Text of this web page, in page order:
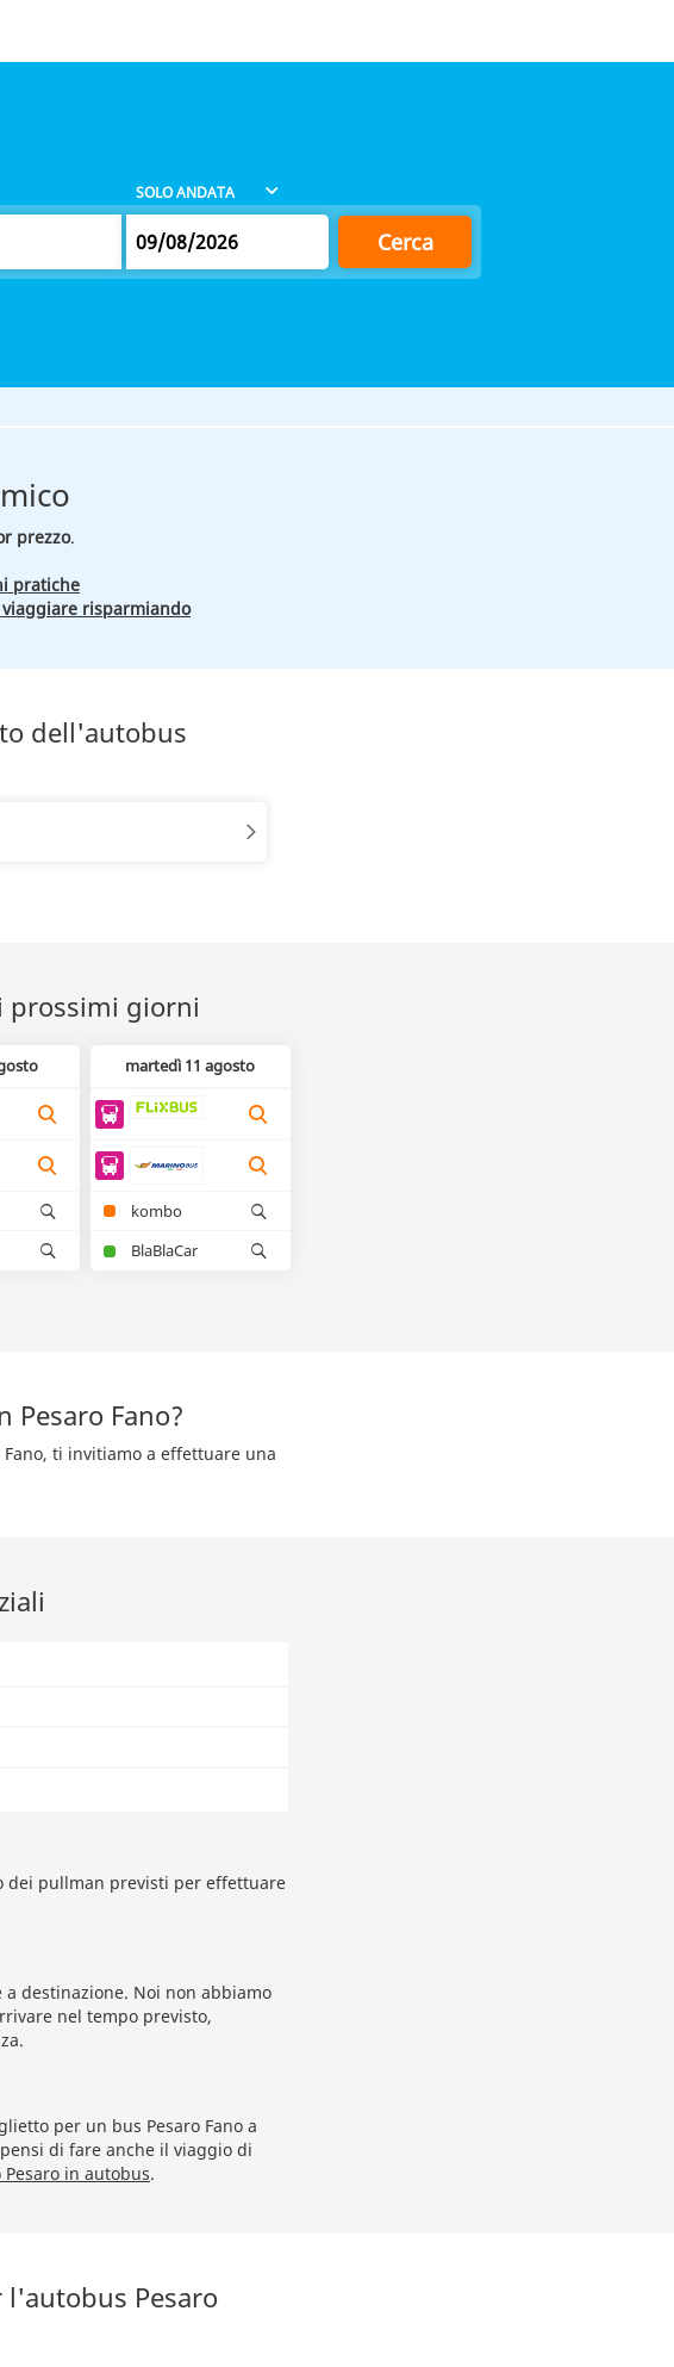
Cerca
prezzo.
pratiche
risparmiando
dell'autobus
prossimi giorni
martedì 11 agosto
kombo
BlaBlaCar
Fano?
ti invitiamo a effettuare una
dei pullman previsti per effettuare
destinazione. Noi non abbiamo
nel tempo previsto,
per un bus Pesaro Fano a
di fare anche il viaggio di
Pesaro in autobus.
Pesaro